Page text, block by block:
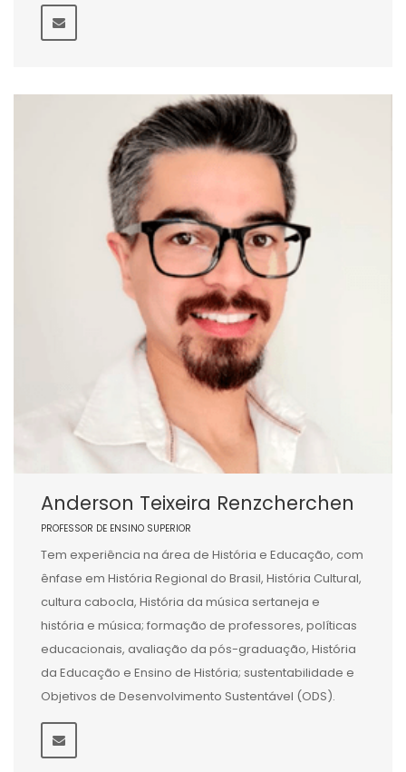
Anderson Teixeira Renzcherchen
PROFESSOR DE ENSINO SUPERIOR
Tem experiência na área de História e Educação, com
ênfase em História Regional do Brasil, História Cultural,
cultura cabocla, História da música sertaneja e
história e música; formação de professores, políticas
educacionais, avaliação da pós-graduação, História
da Educação e Ensino de História; sustentabilidade e
Objetivos de Desenvolvimento Sustentável (ODS).